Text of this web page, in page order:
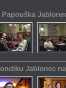
Papouška
Jablonec